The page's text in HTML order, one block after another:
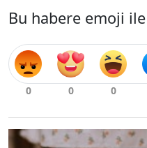
Bu habere emoji